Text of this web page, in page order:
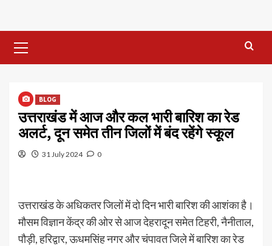
Menu
BLOG
उत्तराखंड में आज और कल भारी बारिश का रेड
अलर्ट, दून समेत तीन जिलों में बंद रहेंगे स्कूल
31 July 2024 0
उत्तराखंड के अधिकतर जिलों में दो दिन भारी बारिश की आशंका है।
मौसम विज्ञान केंद्र की ओर से आज देहरादून समेत टिहरी, नैनीताल,
पौड़ी, हरिद्वार, ऊधमसिंह नगर और चंपावत जिले में बारिश का रेड